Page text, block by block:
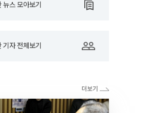
뉴스 모아보기
기자 전체보기